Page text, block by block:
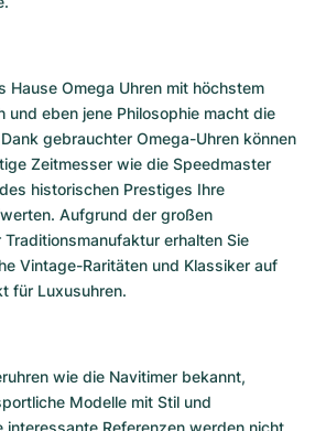
Hause Omega Uhren mit höchstem
und eben jene Philosophie macht die
gebrauchter Omega-Uhren können
Zeitmesser wie die Speedmaster
historischen Prestiges Ihre
Aufgrund der großen
erhalten Sie
Vintage-Raritäten und Klassiker auf
für Luxusuhren.
wie die Navitimer bekannt,
Modelle mit Stil und
interessante Referenzen werden nicht